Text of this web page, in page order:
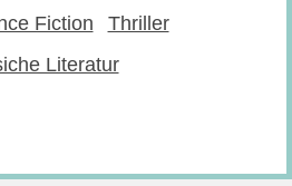
Fiction
Thriller
Literatur